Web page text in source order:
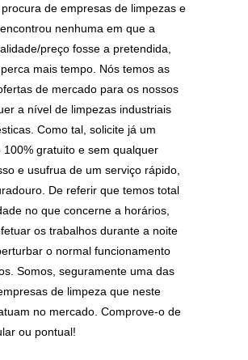
de empresas de limpezas e
nenhuma em que a
preço fosse a pretendida,
mais tempo. Nós temos as
de mercado para os nossos
a nível de limpezas industriais
Como tal, solicite já um
100% gratuito e sem qualquer
e usufrua de um serviço rápido,
De referir que temos total
no que concerne a horários,
os trabalhos durante a noite
o normal funcionamento
Somos, seguramente uma das
de limpeza que neste
no mercado. Comprove-o de
ou pontual!